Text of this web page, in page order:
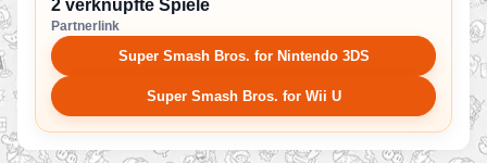
2 verknüpfte Spiele
Partnerlink
Super Smash Bros. for Nintendo 3DS
Super Smash Bros. for Wii U